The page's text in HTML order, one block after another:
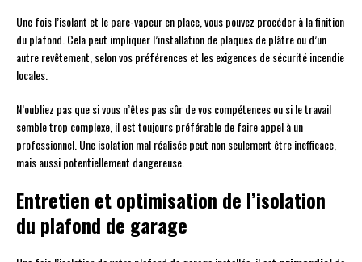
Une fois l’isolant et le pare-vapeur en place, vous pouvez procéder à la finition
du plafond. Cela peut impliquer l’installation de plaques de plâtre ou d’un
autre revêtement, selon vos préférences et les exigences de sécurité incendie
locales.
N’oubliez pas que si vous n’êtes pas sûr de vos compétences ou si le travail
semble trop complexe, il est toujours préférable de faire appel à un
professionnel. Une isolation mal réalisée peut non seulement être inefficace,
mais aussi potentiellement dangereuse.
Entretien et optimisation de l’isolation
du plafond de garage